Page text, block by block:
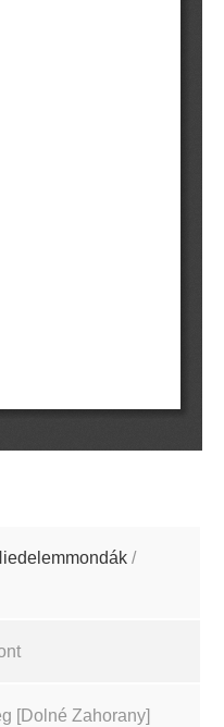
/
[Dolné Zahorany]